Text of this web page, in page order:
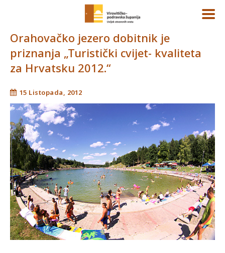
Orahovačko jezero dobitnik je
priznanja „Turistički cvijet- kvaliteta
za Hrvatsku 2012.“
15 Listopada, 2012